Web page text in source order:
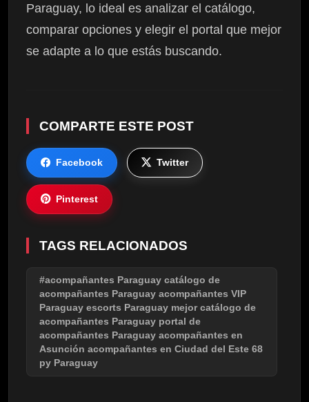
Paraguay, lo ideal es analizar el catálogo,
comparar opciones y elegir el portal que mejor
se adapte a lo que estás buscando.
COMPARTE ESTE POST
Facebook Twitter
Pinterest
TAGS RELACIONADOS
#acompañantes Paraguay catálogo de
acompañantes Paraguay acompañantes VIP
Paraguay escorts Paraguay mejor catálogo de
acompañantes Paraguay portal de
acompañantes Paraguay acompañantes en
Asunción acompañantes en Ciudad del Este 68
py Paraguay